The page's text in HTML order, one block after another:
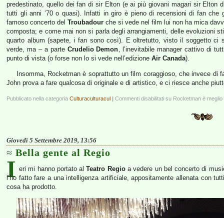
predestinato, quello dei fan di sir Elton (e ai più giovani magari sir
tutti gli anni ’70 o quasi). Infatti in giro è pieno di recensioni di fan
famoso concerto del Troubadour che si vede nel film lui non ha mica
composta; e come mai non si parla degli arrangiamenti, delle evoluzioni
quarto album (sapete, i fan sono così). E oltretutto, visto il soggetto ci
verde, ma – a parte Crudelio Demon, l’inevitabile manager cattivo di
punto di vista (o forse non lo si vede nell’edizione Air Canada).
Insomma, Rocketman è soprattutto un film coraggioso, che invece di
John prova a fare qualcosa di originale e di artistico, e ci riesce anche
Pubblicato nella categoria Culturaculturacul | Commenti disabilitati su Rocketman è
Giovedì 5 Settembre 2019, 13:56
Bella gente al Regio
I eri mi hanno portato alTeatro Regioa vedere un bel concerto di
l’ho fatto fare a una intelligenza artificiale, appositamente allenata con
cosa ha prodotto.